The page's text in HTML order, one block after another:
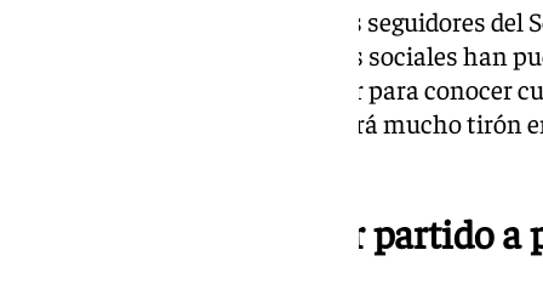
La decisión estará a cargo de los seguidores
Fan Token. A través de sus redes sociales han
a la votación. Habrá que esperar para conocer
seguro que el de los títulos tendrá mucho tirón
El Sevilla FC quiere ir partido a